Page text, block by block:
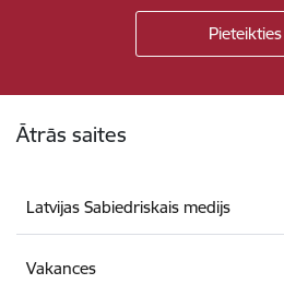
Ātrās saites
Latvijas Sabiedriskais medijs
Vakances